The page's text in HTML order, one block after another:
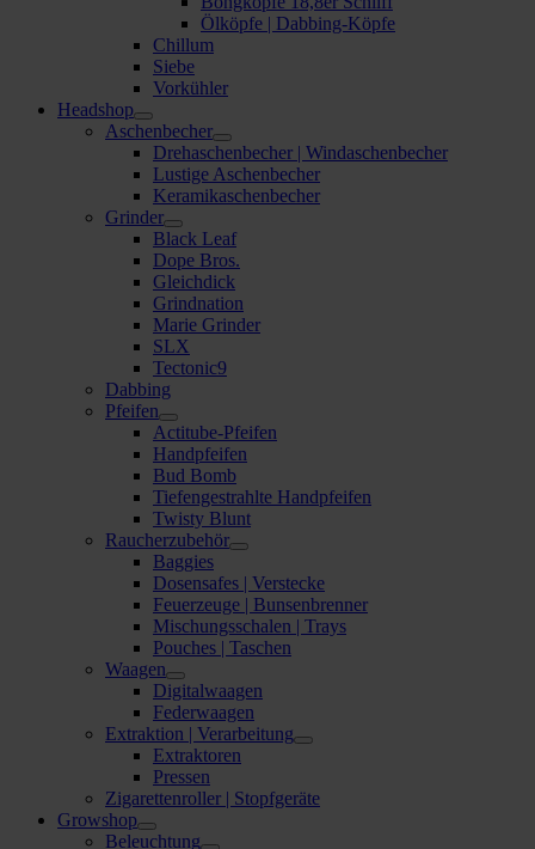
Ölköpfe | Dabbing-Köpfe
Chillum
Siebe
Vorkühler
Headshop
Aschenbecher
Drehaschenbecher | Windaschenbecher
Lustige Aschenbecher
Keramikaschenbecher
Grinder
Black Leaf
Dope Bros.
Gleichdick
Grindnation
Marie Grinder
SLX
Tectonic9
Dabbing
Pfeifen
Actitube-Pfeifen
Handpfeifen
Bud Bomb
Tiefengestrahlte Handpfeifen
Twisty Blunt
Raucherzubehör
Baggies
Dosensafes | Verstecke
Feuerzeuge | Bunsenbrenner
Mischungsschalen | Trays
Pouches | Taschen
Waagen
Digitalwaagen
Federwaagen
Extraktion | Verarbeitung
Extraktoren
Pressen
Zigarettenroller | Stopfgeräte
Growshop
Beleuchtung